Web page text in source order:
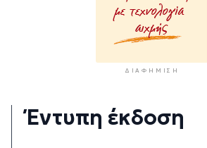
ΔΙΑΦΉΜΙΣΗ
Έντυπη έκδοση